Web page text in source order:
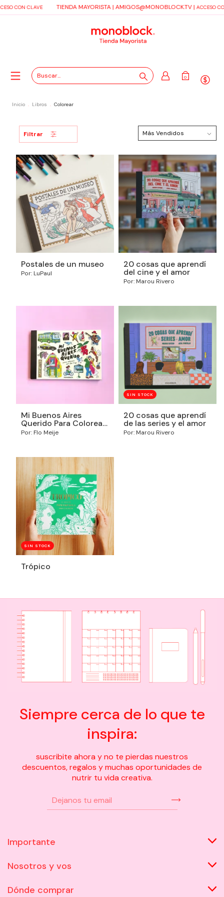
CON CLAVE TIENDA MAYORISTA |AMIGOS@MONOBLOCK.TV|ACCESO
0
Inicio . Libros . Colorear
Filtrar
Postales de un museo
Por: LuPaul
20 cosas que aprendí
del cine y el amor
Por: Marou Rivero
Mi Buenos Aires
Querido Para Colorear
por Flo Meije
Por: Flo Meije
SIN STOCK
20 cosas que aprendí
de las series y el amor
Por: Marou Rivero
SIN STOCK
Trópico
Siempre cerca de lo que te
inspira:
suscribite ahora y no te pierdas nuestros
descuentos, regalos y muchas oportunidades de
nutrir tu vida creativa.
Importante
Nosotros y vos
Dónde comprar